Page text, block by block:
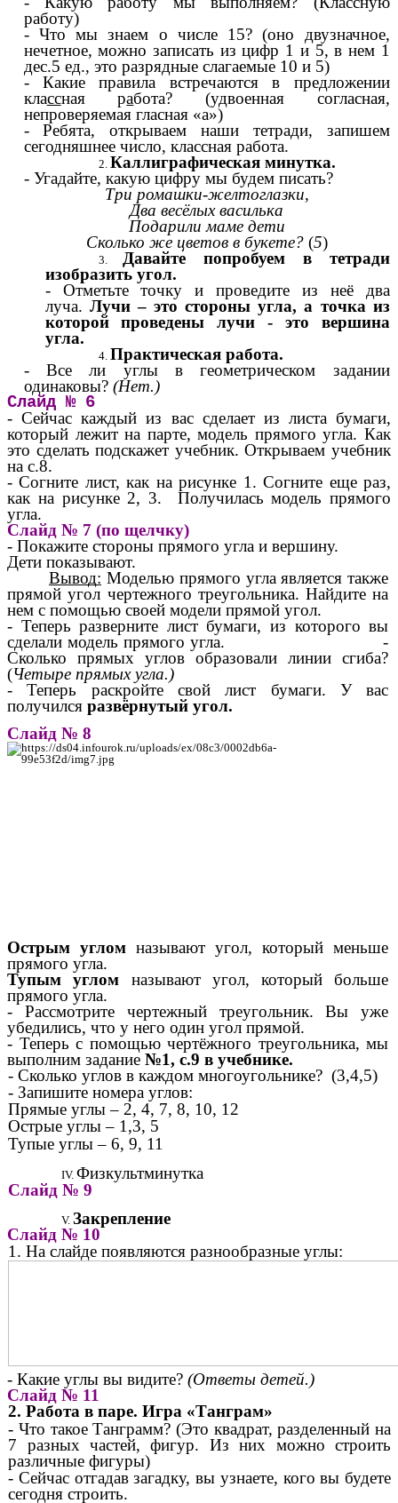
работу)
- Что мы знаем о числе 15? (оно двузначное,
нечетное, можно записать из цифр 1 и 5, в нем 1
дес.5 ед., это разрядные слагаемые 10 и 5)
- Какие правила встречаются в предложении
классная работа? (удвоенная согласная,
непроверяемая гласная «а»)
- Ребята, открываем наши тетради, запишем
сегодняшнее число, классная работа.
Каллиграфическая минутка.
- Угадайте, какую цифру мы будем писать?
Три ромашки-желтоглазки,
Два весёлых василька
Подарили маме дети
Сколько же цветов в букете?(5)
Давайте попробуем в тетради
изобразить угол.
- Отметьте точку и проведите из неё два
луча. Лучи – это стороны угла, а точка из
которой проведены лучи - это вершина
угла.
Практическая работа.
- Все ли углы в геометрическом задании
одинаковы? (Нет.)
Слайд № 6
- Сейчас каждый из вас сделает из листа бумаги,
который лежит на парте, модель прямого угла. Как
это сделать подскажет учебник. Открываем учебник
на с.8.
- Согните лист, как на рисунке 1. Согните еще раз,
как на рисунке 2, 3. Получилась модель прямого
угла.
Слайд № 7 (по щелчку)
- Покажите стороны прямого угла и вершину.
Дети показывают.
Вывод: Моделью прямого угла является также
прямой угол чертежного треугольника. Найдите на
нем с помощью своей модели прямой угол.
- Теперь разверните лист бумаги, из которого вы
сделали модель прямого угла. -
Сколько прямых углов образовали линии сгиба?
(Четыре прямых угла.)
- Теперь раскройте свой лист бумаги. У вас
получился развёрнутый угол.
Слайд № 8
Острым углом называют угол, который меньше
прямого угла.
Тупым углом называют угол, который больше
прямого угла.
- Рассмотрите чертежный треугольник. Вы уже
убедились, что у него один угол прямой.
- Теперь с помощью чертёжного треугольника, мы
выполним задание №1, с.9 в учебнике.
- Сколько углов в каждом многоугольнике? (3,4,5)
- Запишите номера углов:
Прямые углы – 2, 4, 7, 8, 10, 12
Острые углы – 1,3, 5
Тупые углы – 6, 9, 11
Физкультминутка
Слайд № 9
Закрепление
Слайд № 10
1. На слайде появляются разнообразные углы:
- Какие углы вы видите? (Ответы детей.)
Слайд № 11
2. Работа в паре. Игра «Танграм»
- Что такое Танграмм? (Это квадрат, разделенный на
7 разных частей, фигур. Из них можно строить
различные фигуры)
- Сейчас отгадав загадку, вы узнаете, кого вы будете
сегодня строить.